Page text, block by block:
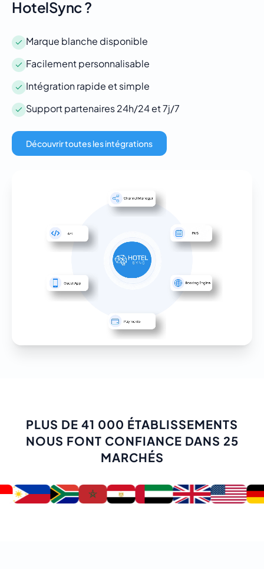
HotelSync ?
Marque blanche disponible
Facilement personnalisable
Intégration rapide et simple
Support partenaires 24h/24 et 7j/7
Découvrir toutes les intégrations
PLUS DE 41 000 ÉTABLISSEMENTS
NOUS FONT CONFIANCE DANS 25
MARCHÉS